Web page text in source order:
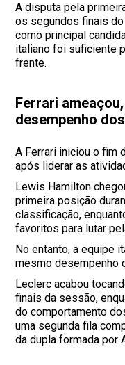
A disputa pela
os segundos finais
como principal
italiano foi suficiente
frente.
Ferrari
desempenho
A Ferrari iniciou o fim
após liderar as
Lewis Hamilton
primeira posição
classificação,
favoritos para lutar
No entanto, a equipe
mesmo desempenho
Leclerc acabou
finais da sessão,
do comportamento
uma segunda fila
da dupla formada por